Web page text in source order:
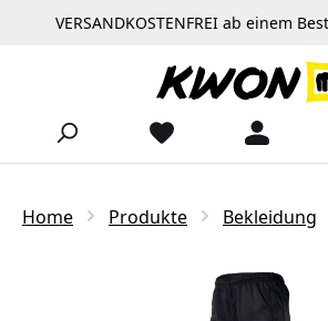
Zum Hauptinhalt springen
VERSANDKOSTENFREI ab einem
Home Produkte Bekleidung
Bildergalerie überspringen